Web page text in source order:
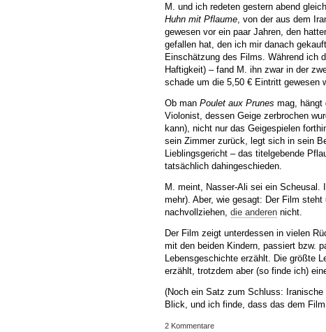
M. und ich redeten gestern abend
Huhn mit Pflaume , von der aus dem
gewesen vor ein paar Jahren, den
gefallen hat, den ich mir danach
Einschätzung des Films. Während ich
Haftigkeit) – fand M. ihn zwar in der
schade um die 5,50 € Eintritt gewesen
Ob man Poulet aux Prunes mag, hängt
Violonist, dessen Geige zerbrochen
kann), nicht nur das Geigespielen
sein Zimmer zurück, legt sich in sein
Lieblingsgericht – das titelgebende
tatsächlich dahingeschieden.
M. meint, Nasser-Ali sei ein Scheusal.
mehr). Aber, wie gesagt: Der Film
nachvollziehen, die anderen nicht.
Der Film zeigt unterdessen in vielen
mit den beiden Kindern, passiert bzw.
Lebensgeschichte erzählt. Die größte
erzählt, trotzdem aber (so finde ich)
(Noch ein Satz zum Schluss:
Blick, und ich finde, dass das dem
2 Kommentare